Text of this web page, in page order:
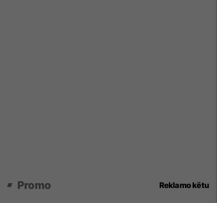
Promo Reklamo këtu